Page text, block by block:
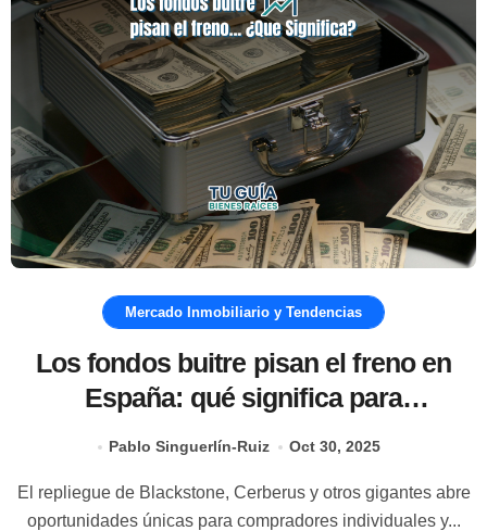
Mercado Inmobiliario y Tendencias
Los fondos buitre pisan el freno en
España: qué significa para
compradores individuales en 2025
Pablo Singuerlín-Ruiz Oct 30, 2025
El repliegue de Blackstone, Cerberus y otros gigantes abre
oportunidades únicas para compradores individuales y...